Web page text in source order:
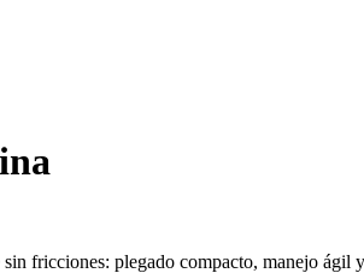
sin fricciones: plegado compacto, manejo